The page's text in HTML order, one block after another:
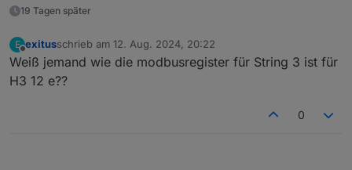
19 Tagen später
E
Offline
exitusschrieb am 12. Aug. 2024, 20:22
zuletzt editiert von
Weiß jemand wie die modbusregister für String 3 ist für
H3 12 e??
0